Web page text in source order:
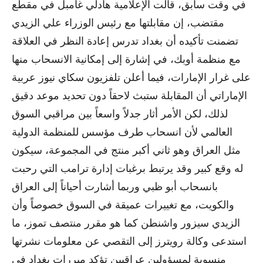
في وقت سابق، قالت الإعلامية هادلي غامبل في مقطع
مقتضب، إن مقابلتها مع رئيس الوزراء علي الزيدي
تضمنت تأكيده أن بغداد تدرس إعادة النظر في العلاقة
مع منظمة أوبك، في إشارة إلى إمكانية الانسحاب منها
على غرار الإمارات، فيما أعلن تلفزيون سكاي نيوز عربية
الإماراتي أن المقابلة ستبث لاحقاً دون تحديد موعد دقيق
لذلك، لكن الأمر أثار جدلاً واسعاً بين مراقبي السوق
العالمي لأن انسحاب طرف مؤسس للمنظمة الدولية
مثل العراق وهو ثاني أكبر منتج في المجموعة، سيكون
له وقع كبير وقد يرتبط برغبات إدارة ترامب التي رحبت
بانسحاب أبو ظبي وربما أشارت أحياناً إلى العراق
والكويت، مع تغييرات عميقة في السوق خصوصاً وأن
الزيدي سيزور واشنطن كما هو مقرر منتصف تموز، ما
استدعى وكالة رويترز إلى التقصي عن معلومات نشرتها
منسوبة لمسؤولين عراقيين تؤكد مبررات بغداد في